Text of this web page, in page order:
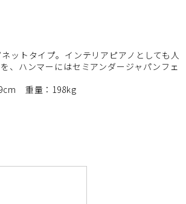
ットタイプ。インテリアピアノとしても人
、ハンマーにはセミアンダージャパンフェ
重量：198kg